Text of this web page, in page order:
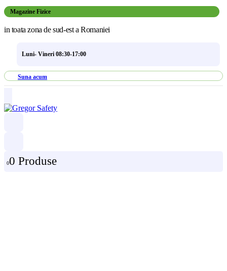
Magazine Fizice
in toata zona de sud-est a Romaniei
Luni- Vineri 08:30-17:00
Suna acum
00 Produse